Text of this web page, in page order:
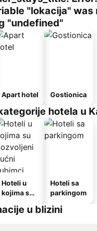
"lokacija" was
"undefined"
Apart hotel Gostionica
hotela u
Hoteli u
kojima su
kućni
Hoteli sa
parkingom
u blizini